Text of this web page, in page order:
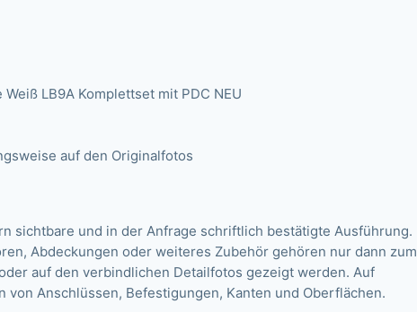
LB9A Komplettset mit PDC NEU
auf den Originalfotos
sichtbare und in der Anfrage schriftlich bestätigte Ausführung.
Abdeckungen oder weiteres Zubehör gehören nur dann zum
auf den verbindlichen Detailfotos gezeigt werden. Auf
von Anschlüssen, Befestigungen, Kanten und Oberflächen.